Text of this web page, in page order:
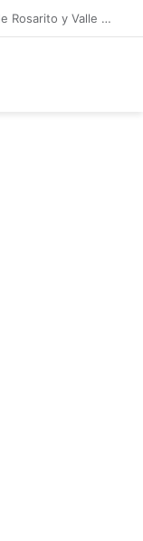
Call center en Tijuana arranca el año con sueldos de hasta $10,000 semanales